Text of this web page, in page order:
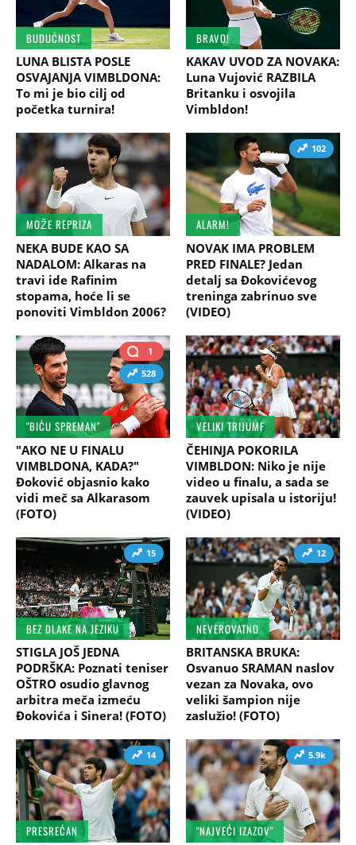
BUDUĆNOST
LUNA BLISTA POSLE
OSVAJANJA VIMBLDONA:
To mi je bio cilj od
početka turnira!
BRAVO!
KAKAV UVOD ZA NOVAKA:
Luna Vujović RAZBILA
Britanku i osvojila
Vimbldon!
MOŽE REPRIZA
NEKA BUDE KAO SA
NADALOM: Alkaras na
travi ide Rafinim
stopama, hoće li se
ponoviti Vimbldon 2006?
102
ALARM!
NOVAK IMA PROBLEM
PRED FINALE? Jedan
detalj sa Đokovićevog
treninga zabrinuo sve
(VIDEO)
1
528
"BIĆU SPREMAN"
"AKO NE U FINALU
VIMBLDONA, KADA?"
Đoković objasnio kako
vidi meč sa Alkarasom
(FOTO)
VELIKI TRIJUMF
ČEHINJA POKORILA
VIMBLDON: Niko je nije
video u finalu, a sada se
zauvek upisala u istoriju!
(VIDEO)
15
BEZ DLAKE NA JEZIKU
STIGLA JOŠ JEDNA
PODRŠKA: Poznati teniser
OŠTRO osudio glavnog
arbitra meča izmeću
Đokovića i Sinera! (FOTO)
12
NEVEROVATNO
BRITANSKA BRUKA:
Osvanuo SRAMAN naslov
vezan za Novaka, ovo
veliki šampion nije
zaslužio! (FOTO)
14
PRESREĆAN
5.9k
"NAJVEĆI IZAZOV"